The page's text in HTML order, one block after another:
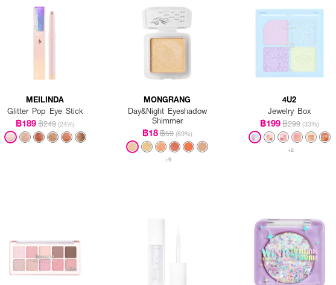
MEILINDA
Glitter Pop Eye Stick
฿189฿249 (24%)
MONGRANG
Day&Night Eyeshadow
Shimmer
฿18฿59 (69%)
+9
4U2
Jewelry Box
฿199฿299 (33%)
+2